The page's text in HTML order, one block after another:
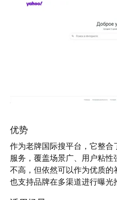
优势
作为老牌国际搜平台，它整
服务，覆盖场景广、用户粘
不高，但依然可以作为优质
也支持品牌在多渠道进行曝光